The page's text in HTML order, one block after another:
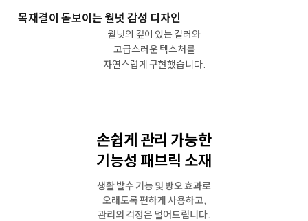
목재결이 돋보이는 월넛 감성 디자인
월넛의 깊이 있는 컬러와
고급스러운 텍스처를
자연스럽게 구현했습니다.
손쉽게 관리 가능한
기능성 패브릭 소재
생활 발수 기능 및 방오 효과로
오래도록 편하게 사용하고,
관리의 걱정은 덜어드립니다.